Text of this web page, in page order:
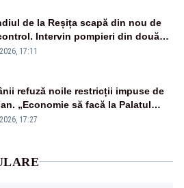
de la Reșița scapă din nou de
Intervin pompieri din două
și un elicopter
17:11
refuză noile restricții impuse de
„Economie să facă la Palatul
17:27